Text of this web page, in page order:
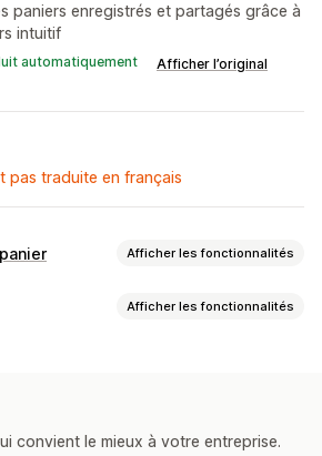
paniers enregistrés et partagés grâce à
intuitif
automatiquement Afficher l’original
pas traduite en français
Afficher les fonctionnalités
de paiementAfficher les fonctionnalités
convient le mieux à votre entreprise.